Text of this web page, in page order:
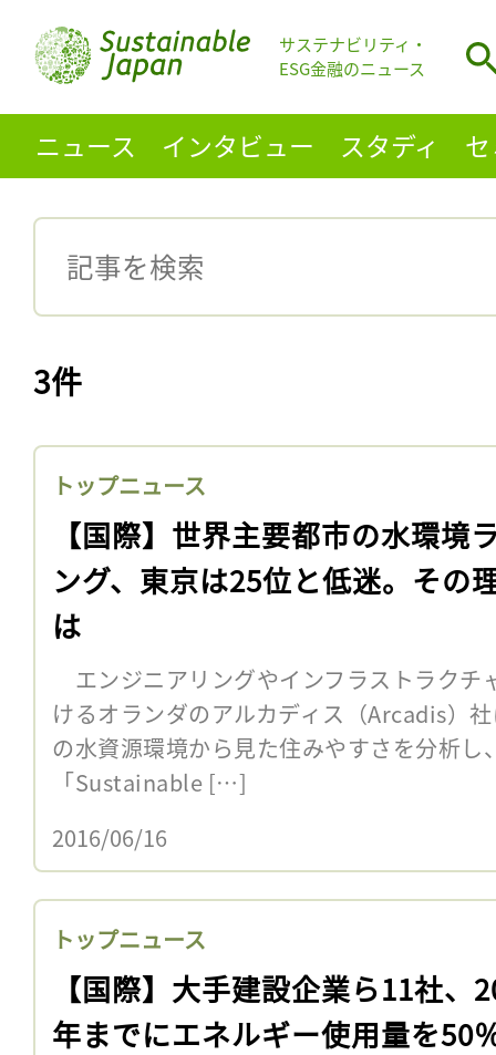
サステナビリティ・
ESG金融のニュース
ニュース インタビュー スタディ
3件
トップニュース
【国際】世界主要都市の水環境
ング、東京は25位と低迷。その
は
エンジニアリングやインフラストラクチ
けるオランダのアルカディス（Arcadis）
の水資源環境から見た住みやすさを分析し
「Sustainable […]
2016/06/16
トップニュース
【国際】大手建設企業ら11社、
年までにエネルギー使用量を50